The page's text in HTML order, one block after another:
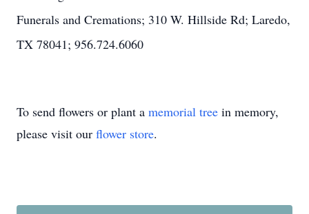
Funerals and Cremations; 310 W. Hillside Rd; Laredo,
TX 78041; 956.724.6060
To send flowers or plant a memorial tree in memory,
please visit our flower store.